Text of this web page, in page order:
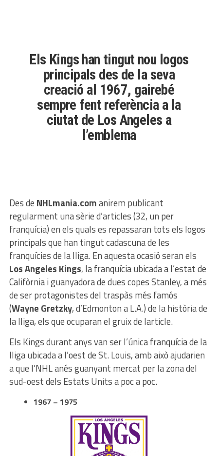
Els Kings han tingut nou logos
principals des de la seva
creació al 1967, gairebé
sempre fent referència a la
ciutat de Los Angeles a
l’emblema
Des de NHLmania.comanirem publicant
regularment una sèrie d’articles (32, un per
franquícia) en els quals es repassaran tots els logos
principals que han tingut cadascuna de les
franquícies de la lliga. En aquesta ocasió seran els
Los Angeles Kings, la franquícia ubicada a l’estat de
Califòrnia i guanyadora de dues copes Stanley, a més
de ser protagonistes del traspàs més famós
(Wayne Gretzky, d’Edmonton a L.A.) de la història de
la lliga, els que ocuparan el gruix de larticle.
Els Kings durant anys van ser l’única franquícia de la
lliga ubicada a l’oest de St. Louis, amb això ajudarien
a que l’NHL anés guanyant mercat per la zona del
sud-oest dels Estats Units a poc a poc.
1967 – 1975